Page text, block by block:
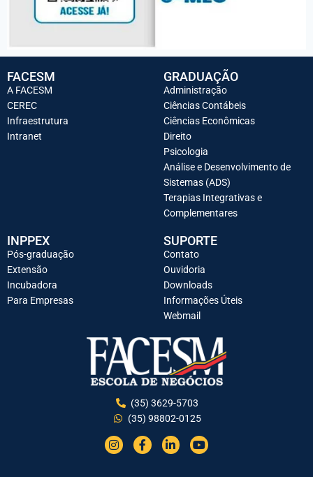
FACESM
A FACESM
CEREC
Infraestrutura
Intranet
GRADUAÇÃO
Administração
Ciências Contábeis
Ciências Econômicas
Direito
Psicologia
Análise e Desenvolvimento de
Sistemas (ADS)
Terapias Integrativas e
Complementares
INPPEX
Pós-graduação
Extensão
Incubadora
Para Empresas
SUPORTE
Contato
Ouvidoria
Downloads
Informações Úteis
Webmail
(35) 3629-5703
(35) 98802-0125